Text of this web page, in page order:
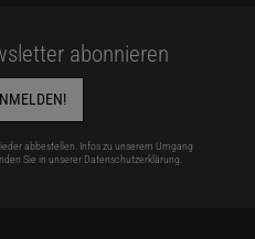
abonnieren
abbestellen. Infos zu unserem Umgang
Sie in unserer Datenschutzerklärung